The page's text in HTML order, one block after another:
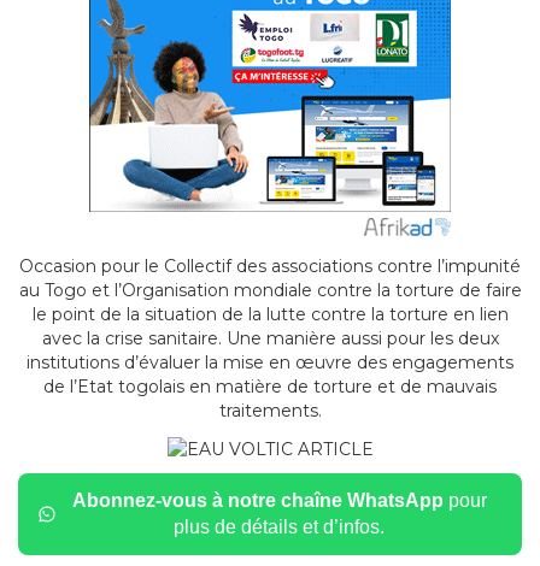
Occasion pour le Collectif des associations contre l’impunité
au Togo et l’Organisation mondiale contre la torture de faire
le point de la situation de la lutte contre la torture en lien
avec la crise sanitaire. Une manière aussi pour les deux
institutions d’évaluer la mise en œuvre des engagements
de l’Etat togolais en matière de torture et de mauvais
traitements.
Abonnez-vous à notre chaîne WhatsApp pour
plus de détails et d’infos.